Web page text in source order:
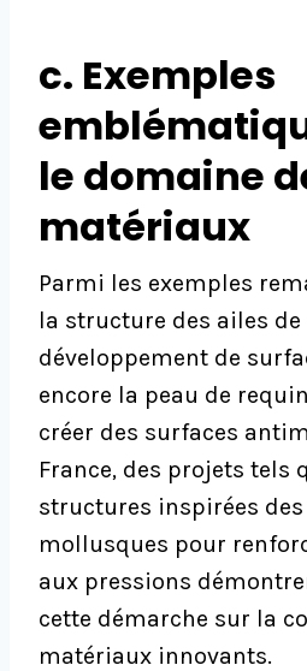
c. Exemples
le domaine
matériaux
Parmi les exemples
la structure des ailes
développement de
encore la peau de
créer des surfaces
France, des projets tels
structures inspirées
mollusques pour
aux pressions
cette démarche sur la
matériaux innovants.